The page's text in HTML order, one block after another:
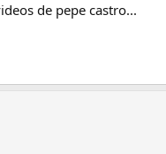
de pepe castro...